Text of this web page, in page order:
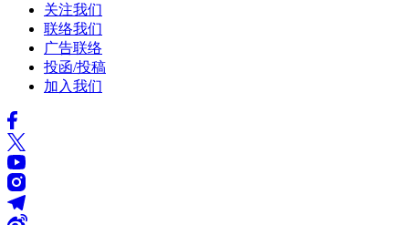
关注我们
联络我们
广告联络
投函/投稿
加入我们